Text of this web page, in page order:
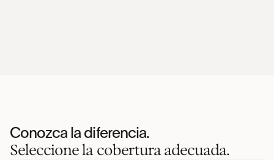
Conozca la diferencia.
Seleccione la cobertura adecuada.